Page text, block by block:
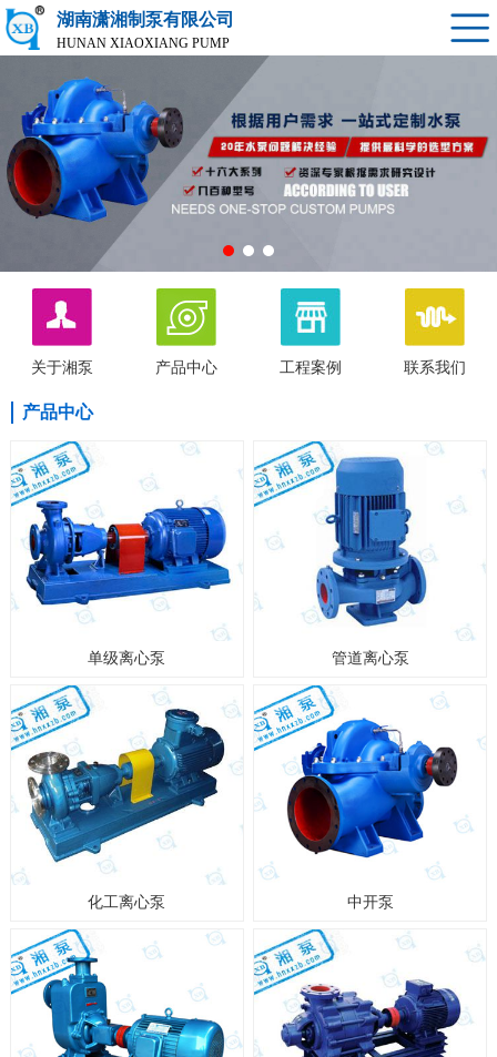
湖南潇湘制泵有限公司
HUNAN XIAOXIANG PUMP
关于湘泵 产品中心 工程案例 联系我们
产品中心
单级离心泵 管道离心泵
化工离心泵 中开泵